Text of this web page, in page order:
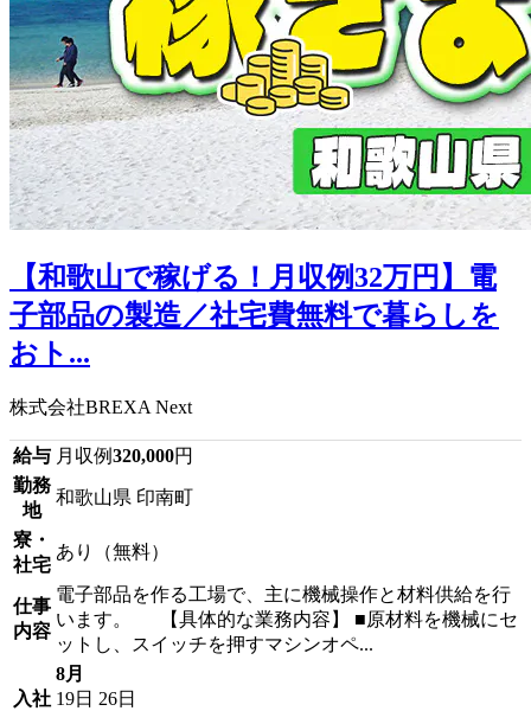
【和歌山で稼げる！月収例32万円】電
子部品の製造／社宅費無料で暮らしを
おト...
株式会社BREXA Next
給与 月収例320,000円
勤務
地
和歌山県 印南町
寮・
社宅
あり（無料）
仕事
内容
電子部品を作る工場で、主に機械操作と材料供給を行
います。 【具体的な業務内容】 ■原材料を機械にセ
ットし、スイッチを押すマシンオペ...
入社
8月
19日 26日